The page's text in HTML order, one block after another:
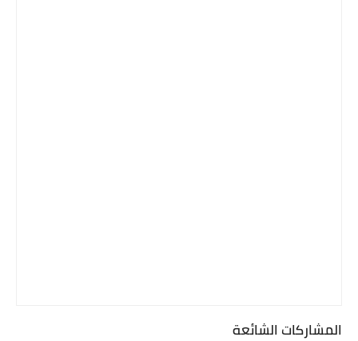
المشاركات الشائعة